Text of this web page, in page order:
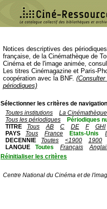
Notices descriptives des
française, de la Cinémathèque de
Cinéma et de l'image animée,
Les titres Cinémagazine et Paris-
coopération avec la BNF.
périodiques)
Sélectionner les critères de
Toutes institutions
La
Tous les périodiques
Périodiques
TITRE
Tous AB C DE F
GHI
PAYS
Tous France Etats-Unis
DECENNIE
Toutes <1900
1900
LANGUE
Toutes Français
Réinitialiser les critères
Centre National du Cinéma et de